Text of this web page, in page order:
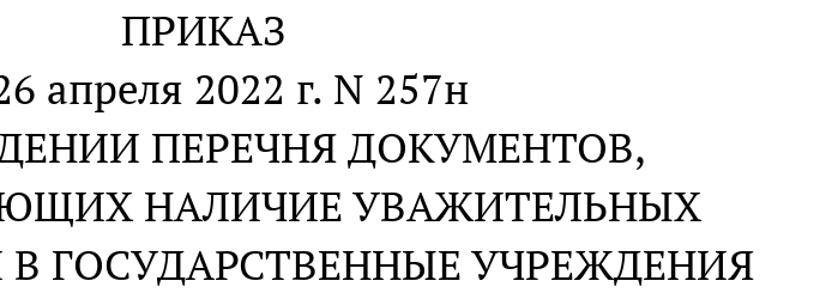
ПРИКАЗ
апреля 2022 г. N 257н
ПЕРЕЧНЯ ДОКУМЕНТОВ,
НАЛИЧИЕ УВАЖИТЕЛЬНЫХ
ГОСУДАРСТВЕННЫЕ УЧРЕЖДЕНИЯ